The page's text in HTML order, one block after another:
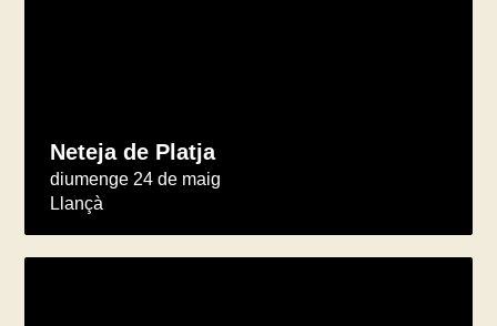
Neteja de Platja
diumenge 24 de maig
Llançà